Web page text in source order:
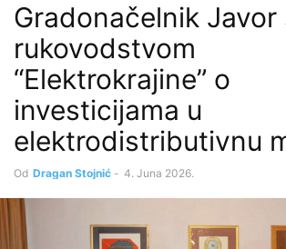
Gradonačelnik Javor
rukovodstvom
“Elektrokrajine” o
investicijama u
elektrodistributivnu
Od Dragan Stojnić - 4. Juna 2026.